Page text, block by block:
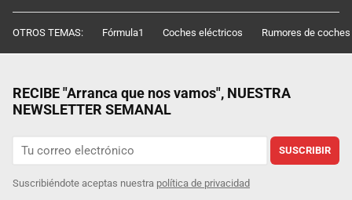
OTROS TEMAS: Fórmula1 Coches eléctricos Rumores de coches
RECIBE "Arranca que nos vamos", NUESTRA
NEWSLETTER SEMANAL
SUSCRIBIR
Suscribiéndote aceptas nuestra política de privacidad